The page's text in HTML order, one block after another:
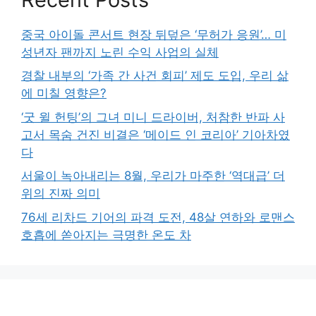
중국 아이돌 콘서트 현장 뒤덮은 ‘무허가 응원’… 미
성년자 팬까지 노린 수익 사업의 실체
경찰 내부의 ‘가족 간 사건 회피’ 제도 도입, 우리 삶
에 미칠 영향은?
‘굿 윌 헌팅’의 그녀 미니 드라이버, 처참한 반파 사
고서 목숨 건진 비결은 ‘메이드 인 코리아’ 기아차였
다
서울이 녹아내리는 8월, 우리가 마주한 ‘역대급’ 더
위의 진짜 의미
76세 리차드 기어의 파격 도전, 48살 연하와 로맨스
호흡에 쏟아지는 극명한 온도 차